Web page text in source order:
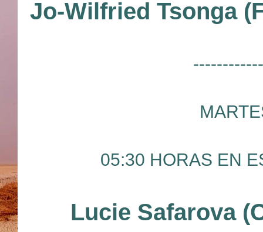
Jo-Wilfried Tsonga
05:30 HORAS EN
Lucie Safarova